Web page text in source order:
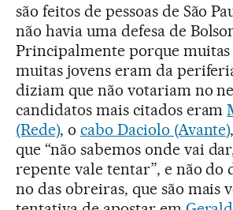
são feitos de pessoas de São
não havia uma defesa de
Principalmente porque muitas
muitas jovens eram da
diziam que não votariam no
candidatos mais citados eram
(Rede), o cabo Daciolo (Avante)
que “não sabemos onde vai
repente vale tentar”, e não do
no das obreiras, que são mais